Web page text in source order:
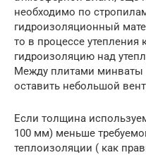
необходимо по
гидроизоляционный
то в процессе
гидроизоляцию над
Между плитами минваты
оставить небольшой
Если толщина
100 мм) меньше
теплоизоляции ( как